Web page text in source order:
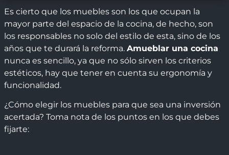
Es cierto que los muebles son los que ocupan la
mayor parte del espacio de la cocina, de hecho, son
los responsables no solo del estilo de esta, sino de los
años que te durará la reforma. Amueblar una cocina
nunca es sencillo, ya que no sólo sirven los criterios
estéticos, hay que tener en cuenta su ergonomía y
funcionalidad.
¿Cómo elegir los muebles para que sea una inversión
acertada? Toma nota de los puntos en los que debes
fijarte: